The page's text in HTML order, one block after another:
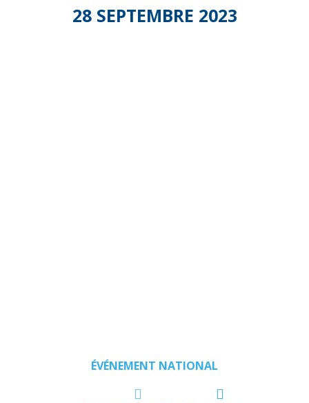
28 SEPTEMBRE 2023
ÉVÉNEMENT NATIONAL